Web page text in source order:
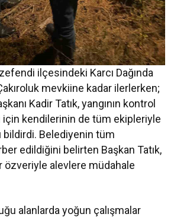
ilçesindeki Karcı Dağında
mevkiine kadar ilerlerken;
Kadir Tatık, yangının kontrol
için kendilerinin de tüm ekipleriyle
bildirdi. Belediyenin tüm
edildiğini belirten Başkan Tatık,
özveriyle alevlere müdahale
alanlarda yoğun çalışmalar